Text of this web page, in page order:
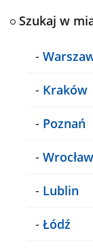
Szukaj w
-
- Kraków
- Poznań
- Wrocław
- Lublin
- Łódź